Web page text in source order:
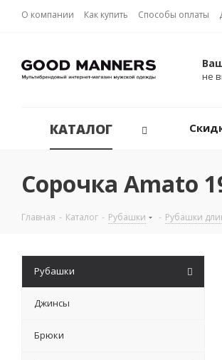
О компании Как купить Способы оплаты
не
КАТАЛОГ
Сорочка Amato
Главная - Каталог - Рубашки - Рубашки
Рубашки
Джинсы
Брюки